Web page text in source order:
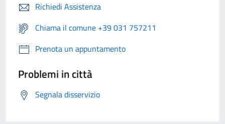
Richiedi Assistenza
Chiama il comune +39 031 757211
Prenota un appuntamento
Problemi in città
Segnala disservizio